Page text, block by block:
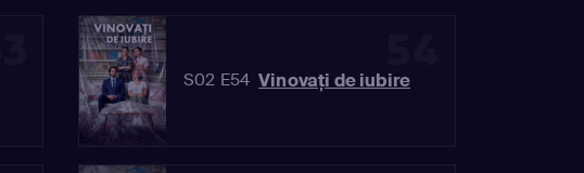
S02 E54 Vinovaţi de iubire